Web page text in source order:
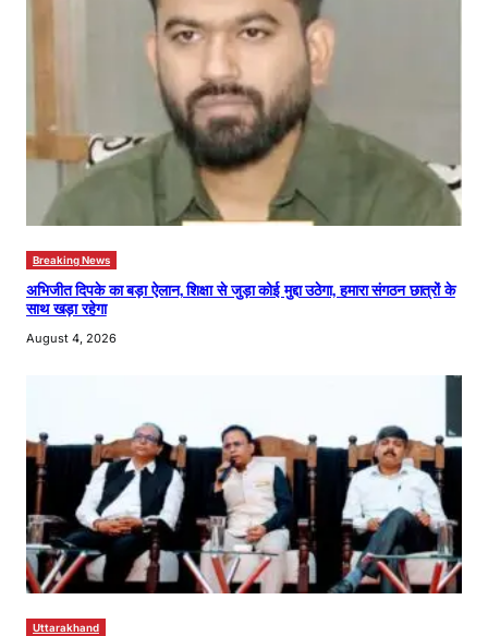
Breaking News
अभिजीत दिपके का बड़ा ऐलान, शिक्षा से जुड़ा कोई मुद्दा उठेगा, हमारा संगठन छात्रों के
साथ खड़ा रहेगा
August 4, 2026
Uttarakhand